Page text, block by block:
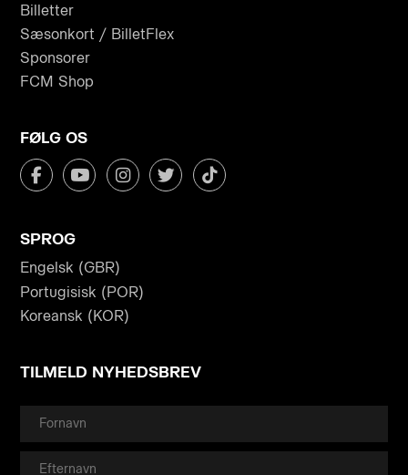
Billetter
Sæsonkort / BilletFlex
Sponsorer
FCM Shop
FØLG OS
SPROG
Engelsk (GBR)
Portugisisk (POR)
Koreansk (KOR)
TILMELD NYHEDSBREV